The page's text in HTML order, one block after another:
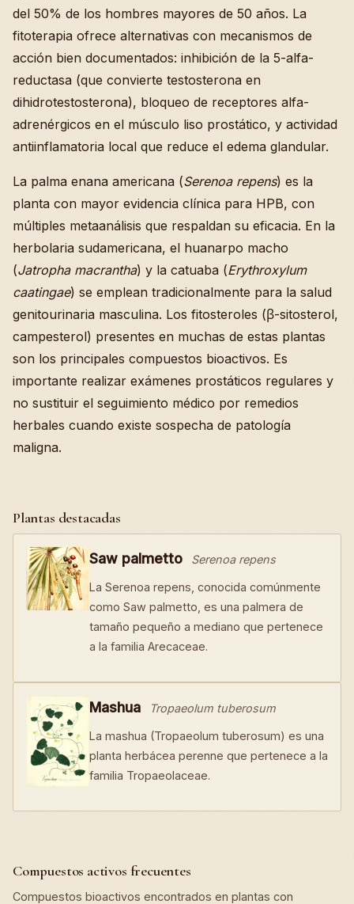
del 50% de los hombres mayores de 50 años. La
fitoterapia ofrece alternativas con mecanismos de
acción bien documentados: inhibición de la 5-alfa-
reductasa (que convierte testosterona en
dihidrotestosterona), bloqueo de receptores alfa-
adrenérgicos en el músculo liso prostático, y actividad
antiinflamatoria local que reduce el edema glandular.
La palma enana americana (Serenoa repens) es la
planta con mayor evidencia clínica para HPB, con
múltiples metaanálisis que respaldan su eficacia. En la
herbolaria sudamericana, el huanarpo macho
(Jatropha macrantha) y la catuaba (Erythroxylum
caatingae) se emplean tradicionalmente para la salud
genitourinaria masculina. Los fitosteroles (β-sitosterol,
campesterol) presentes en muchas de estas plantas
son los principales compuestos bioactivos. Es
importante realizar exámenes prostáticos regulares y
no sustituir el seguimiento médico por remedios
herbales cuando existe sospecha de patología
maligna.
Plantas destacadas
Saw palmetto Serenoa repens
La Serenoa repens, conocida comúnmente
como Saw palmetto, es una palmera de
tamaño pequeño a mediano que pertenece
a la familia Arecaceae.
Mashua Tropaeolum tuberosum
La mashua (Tropaeolum tuberosum) es una
planta herbácea perenne que pertenece a la
familia Tropaeolaceae.
Compuestos activos frecuentes
Compuestos bioactivos encontrados en plantas con